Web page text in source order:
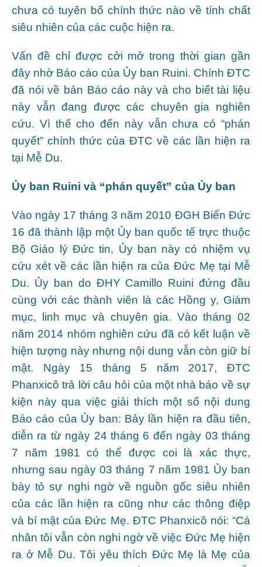
chưa có tuyên bố chính thức nào về tính chất
siêu nhiên của các cuộc hiện ra.
Vấn đề chỉ được cởi mở trong thời gian gần
đây nhờ Báo cáo của Ủy ban Ruini. Chính ĐTC
đã nói về bản Báo cáo này và cho biết tài liệu
này vẫn đang được các chuyên gia nghiên
cứu. Vì thế cho đến này vẫn chưa có “phán
quyết” chính thức của ĐTC về các lần hiện ra
tại Mễ Du.
Ủy ban Ruini và “phán quyết” của Ủy ban
Vào ngày 17 tháng 3 năm 2010 ĐGH Biển Đức
16 đã thành lập một Ủy ban quốc tế trực thuộc
Bộ Giáo lý Đức tin, Ủy ban này có nhiệm vụ
cứu xét về các lần hiện ra của Đức Mẹ tại Mễ
Du. Ủy ban do ĐHY Camillo Ruini đứng đầu
cùng với các thành viên là các Hồng y, Giám
mục, linh mục và chuyên gia. Vào tháng 02
năm 2014 nhóm nghiên cứu đã có kết luận về
hiện tượng này nhưng nội dung vẫn còn giữ bí
mật. Ngày 15 tháng 5 năm 2017, ĐTC
Phanxicô trả lời câu hỏi của một nhà báo về sự
kiện này qua việc giải thích một số nội dung
Báo cáo của Ủy ban: Bảy lần hiện ra đầu tiên,
diễn ra từ ngày 24 tháng 6 đến ngày 03 tháng
7 năm 1981 có thể được coi là xác thực,
nhưng sau ngày 03 tháng 7 năm 1981 Ủy ban
bày tỏ sự nghi ngờ về nguồn gốc siêu nhiên
của các lần hiện ra cũng như các thông điệp
và bí mật của Đức Mẹ. ĐTC Phanxicô nói: “Cá
nhân tôi vẫn còn nghi ngờ về việc Đức Mẹ hiện
ra ở Mễ Du. Tôi yêu thích Đức Mẹ là Mẹ của